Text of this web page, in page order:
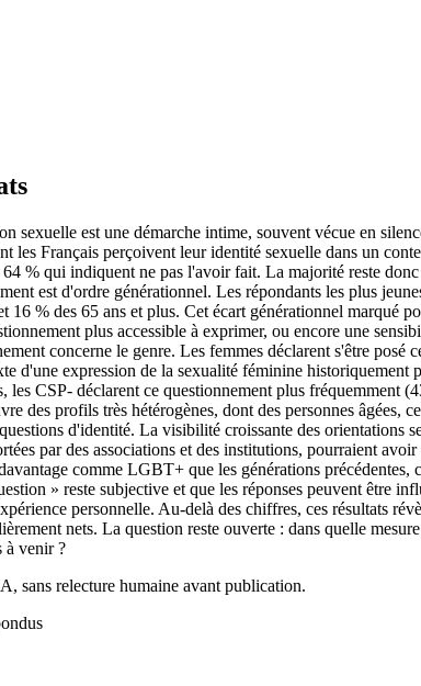
sexuelle est une démarche intime, souvent vécue en
les Français perçoivent leur identité sexuelle dans un
% qui indiquent ne pas l'avoir fait. La majorité reste
est d'ordre générationnel. Les répondants les plus
16 % des 65 ans et plus. Cet écart générationnel marqué
plus accessible à exprimer, ou encore une
concerne le genre. Les femmes déclarent s'être
d'une expression de la sexualité féminine
les CSP- déclarent ce questionnement plus
des profils très hétérogènes, dont des personnes
d'identité. La visibilité croissante des orientations
par des associations et des institutions, pourraient
comme LGBT+ que les générations
» reste subjective et que les réponses peuvent être
personnelle. Au-delà des chiffres, ces résultats
nets. La question reste ouverte : dans quelle
à venir ?
sans relecture humaine avant publication.